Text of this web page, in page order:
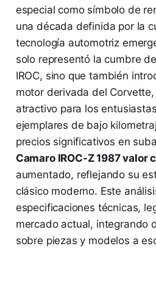
especial como símbolo de
una década definida por la
tecnología automotriz
solo representó la cumbre
IROC, sino que también
motor derivada del
atractivo para los
ejemplares de bajo
precios significativos en
Camaro IROC-Z 1987 valor
aumentado, reflejando su
clásico moderno. Este
especificaciones técnicas,
mercado actual, integrando
sobre piezas y modelos a